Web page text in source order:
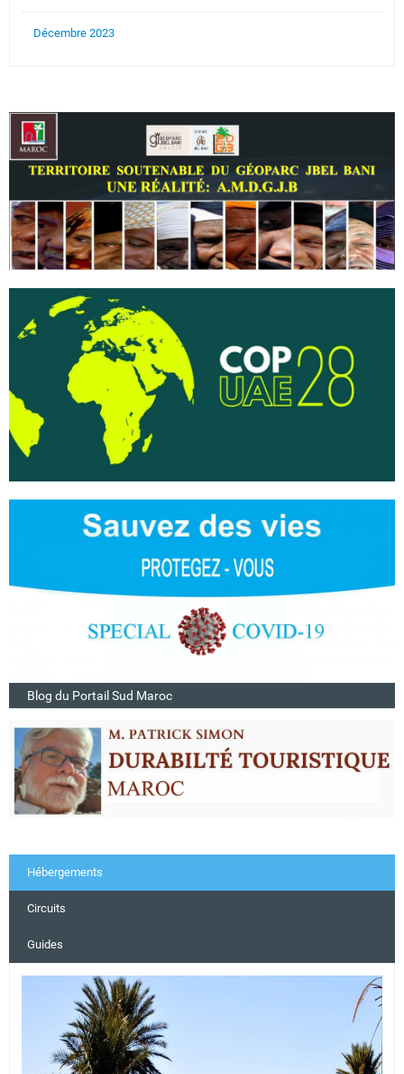
Décembre 2023
Blog du Portail Sud Maroc
Hébergements
Circuits
Guides